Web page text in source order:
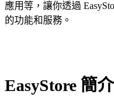
應用等，讓你透過
的功能和服務。
EasyStore 簡介